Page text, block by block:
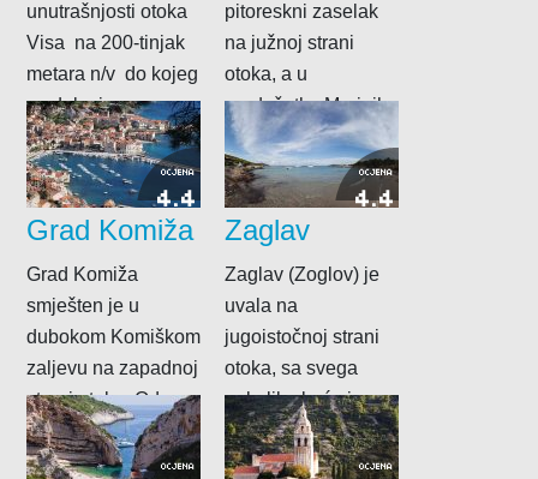
unutrašnjosti otoka
Visa na 200-tinjak
metara n/v do kojeg
se dolazi
makadamskom
cestom preko...
pitoreskni zaselak
na južnoj strani
otoka, a u
produžetku Marinih
Zemalja. Smatra se
da ime zaselka...
OCJENA
4.4
Grad Komiža
Grad Komiža
smješten je u
dubokom Komiškom
zaljevu na zapadnoj
strani otoka. Od
njezinih se obala
strmo uzdiže...
OCJENA
4.4
Zaglav
Zaglav (Zoglov) je
uvala na
jugoistočnoj strani
otoka, sa svega
nekoliko kuća i
dugom pješčanom
plažom, jednom
OCJENA OCJENA